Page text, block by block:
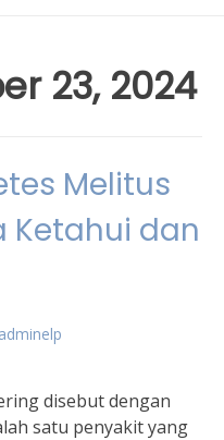
23, 2024
Melitus
Ketahui dan
adminelp
disebut dengan
satu penyakit yang